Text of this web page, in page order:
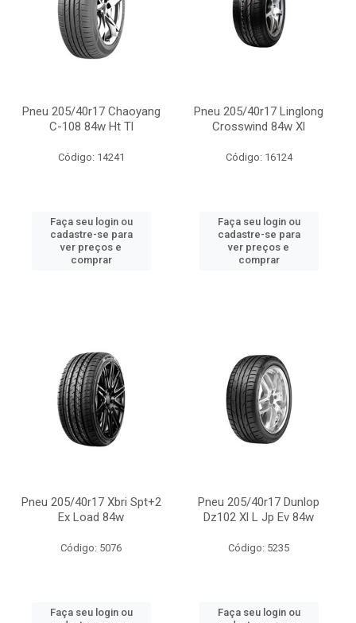
Pneu 205/40r17 Chaoyang
C-108 84w Ht Tl
Código: 14241
Faça seu login ou
cadastre-se para
ver preços e
comprar
Pneu 205/40r17 Linglong
Crosswind 84w Xl
Código: 16124
Faça seu login ou
cadastre-se para
ver preços e
comprar
Pneu 205/40r17 Xbri Spt+2
Ex Load 84w
Código: 5076
Faça seu login ou
Pneu 205/40r17 Dunlop
Dz102 Xl L Jp Ev 84w
Código: 5235
Faça seu login ou